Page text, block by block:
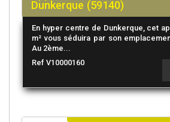
Dunkerque (59140)
En hyper centre de Dunkerque, cet
m² vous séduira par son
Au 2ème...
Ref V10000160